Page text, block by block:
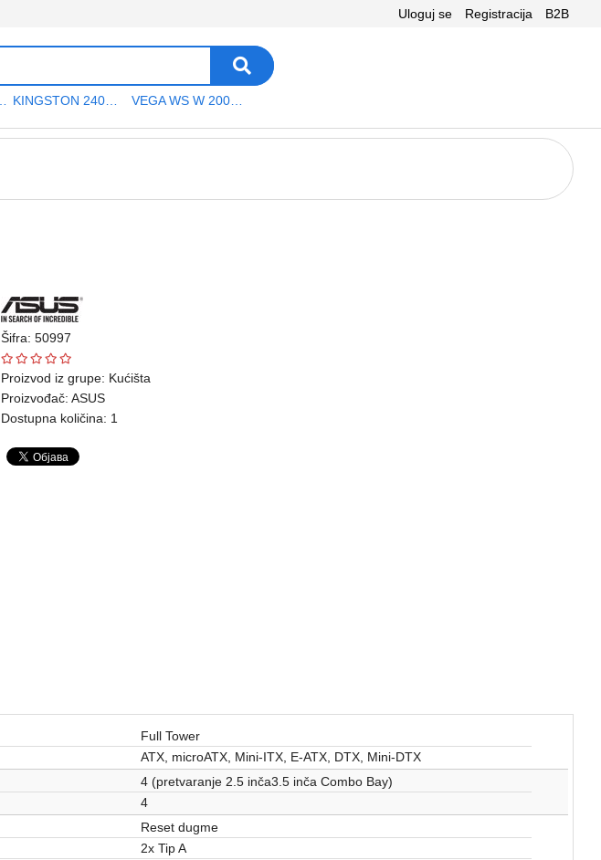
Uloguj se Registracija B2B
VEGA WS W 200 platno
Šifra: 50997
Proizvod iz grupe: Kućišta
Proizvođač: ASUS
Dostupna količina: 1
Full Tower
ATX, microATX, Mini-ITX, E-ATX, DTX, Mini-DTX
4 (pretvaranje 2.5 inča3.5 inča Combo Bay)
4
Reset dugme
2x Tip A